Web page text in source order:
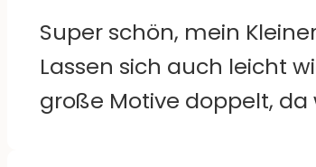
Super schön, mein
Lassen sich auch leicht
große Motive doppelt, da